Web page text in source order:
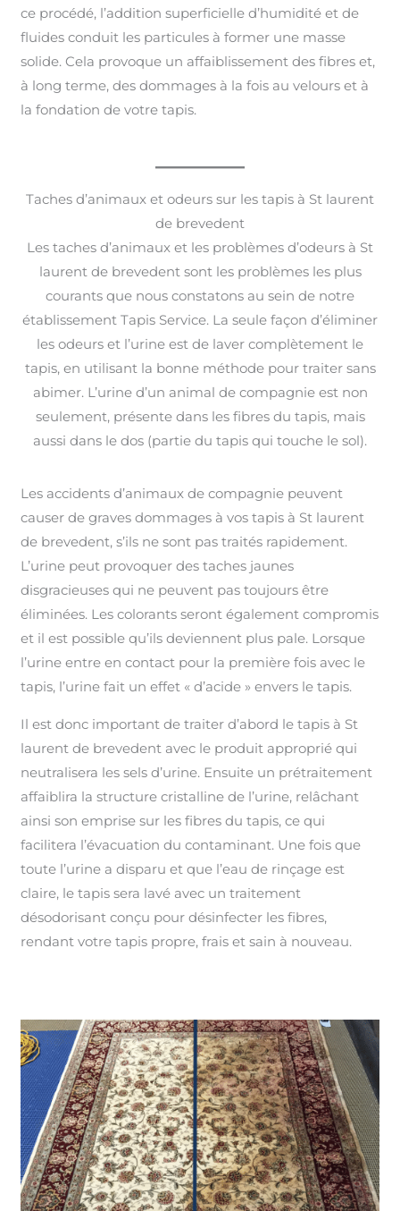
ce procédé, l’addition superficielle d’humidité et de
fluides conduit les particules à former une masse
solide. Cela provoque un affaiblissement des fibres et,
à long terme, des dommages à la fois au velours et à
la fondation de votre tapis.
Taches d’animaux et odeurs sur les tapis à St laurent
de brevedent
Les taches d’animaux et les problèmes d’odeurs à St
laurent de brevedent sont les problèmes les plus
courants que nous constatons au sein de notre
établissement Tapis Service. La seule façon d’éliminer
les odeurs et l’urine est de laver complètement le
tapis, en utilisant la bonne méthode pour traiter sans
abimer. L’urine d’un animal de compagnie est non
seulement, présente dans les fibres du tapis, mais
aussi dans le dos (partie du tapis qui touche le sol).
Les accidents d’animaux de compagnie peuvent
causer de graves dommages à vos tapis à St laurent
de brevedent, s’ils ne sont pas traités rapidement.
L’urine peut provoquer des taches jaunes
disgracieuses qui ne peuvent pas toujours être
éliminées. Les colorants seront également compromis
et il est possible qu’ils deviennent plus pale. Lorsque
l’urine entre en contact pour la première fois avec le
tapis, l’urine fait un effet « d’acide » envers le tapis.
Il est donc important de traiter d’abord le tapis à St
laurent de brevedent avec le produit approprié qui
neutralisera les sels d’urine. Ensuite un prétraitement
affaiblira la structure cristalline de l’urine, relâchant
ainsi son emprise sur les fibres du tapis, ce qui
facilitera l’évacuation du contaminant. Une fois que
toute l’urine a disparu et que l’eau de rinçage est
claire, le tapis sera lavé avec un traitement
désodorisant conçu pour désinfecter les fibres,
rendant votre tapis propre, frais et sain à nouveau.